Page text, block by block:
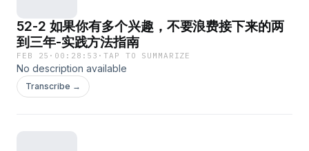
52-2 如果你有多个兴趣，不要浪费接下来的两
到三年-实践方法指南
FEB 25 · 00:28:53 ·TAP TO SUMMARIZE
No description available
Transcribe →